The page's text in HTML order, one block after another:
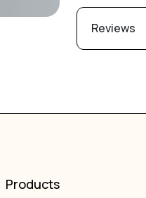
Reviews
Products